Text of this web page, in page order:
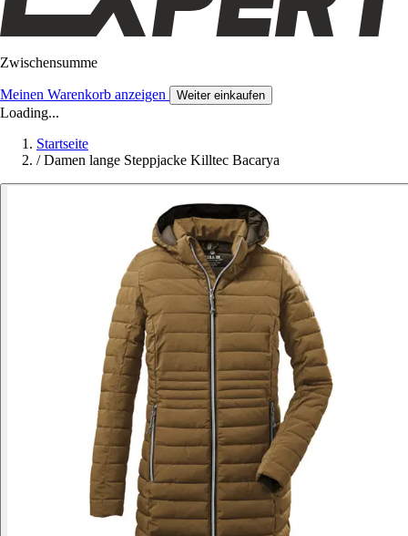
Zwischensumme
Meinen Warenkorb anzeigen Weiter einkaufen
Loading...
Startseite
/ Damen lange Steppjacke Killtec Bacarya